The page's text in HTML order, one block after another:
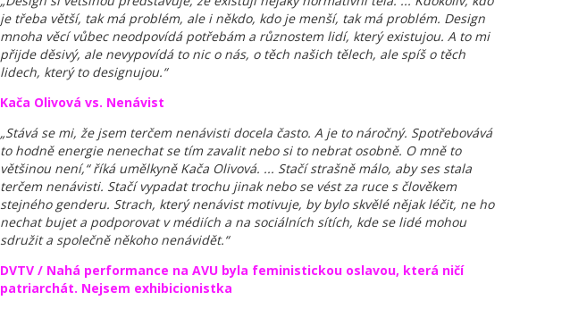
je třeba větší, tak má problém, ale i někdo, kdo je menší, tak má problém. Design
mnoha věcí vůbec neodpovídá potřebám a různostem lidí, který existujou. A to mi
přijde děsivý, ale nevypovídá to nic o nás, o těch našich tělech, ale spíš o těch
lidech, který to designujou.“
Kača Olivová vs. Nenávist
„Stává se mi, že jsem terčem nenávisti docela často. A je to náročný. Spotřebovává
to hodně energie nenechat se tím zavalit nebo si to nebrat osobně. O mně to
většinou není,“ říká umělkyně Kača Olivová. ... Stačí strašně málo, aby ses stala
terčem nenávisti. Stačí vypadat trochu jinak nebo se vést za ruce s člověkem
stejného genderu. Strach, který nenávist motivuje, by bylo skvělé nějak léčit, ne ho
nechat bujet a podporovat v médiích a na sociálních sítích, kde se lidé mohou
sdružit a společně někoho nenávidět.“
DVTV / Nahá performance na AVU byla feministickou oslavou, která ničí
patriarchát. Nejsem exhibicionistka